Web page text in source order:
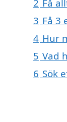
2 Få
3 Få 3
4 Hur
5 Vad
6 Sök